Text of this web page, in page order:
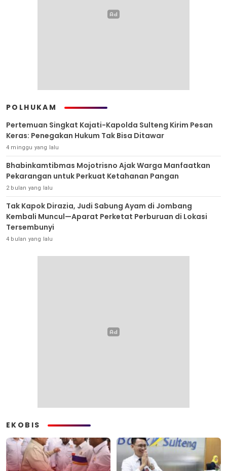
POLHUKAM
Pertemuan Singkat Kajati-Kapolda Sulteng Kirim Pesan
Keras: Penegakan Hukum Tak Bisa Ditawar
4 minggu yang lalu
Bhabinkamtibmas Mojotrisno Ajak Warga Manfaatkan
Pekarangan untuk Perkuat Ketahanan Pangan
2 bulan yang lalu
Tak Kapok Dirazia, Judi Sabung Ayam di Jombang
Kembali Muncul—Aparat Perketat Perburuan di Lokasi
Tersembunyi
4 bulan yang lalu
EKOBIS